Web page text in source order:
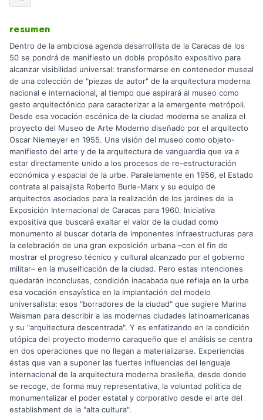
resumen
Dentro de la ambiciosa agenda desarrollista de la Caracas de los
50 se pondrá de manifiesto un doble propósito expositivo para
alcanzar visibilidad universal: transformarse en contenedor museal
de una colección de "piezas de autor" de la arquitectura moderna
nacional e internacional, al tiempo que aspirará al museo como
gesto arquitectónico para caracterizar a la emergente metrópoli.
Desde esa vocación escénica de la ciudad moderna se analiza el
proyecto del Museo de Arte Moderno diseñado por el arquitecto
Oscar Niemeyer en 1955. Una visión del museo como objeto-
manifiesto del arte y de la arquitectura de vanguardia que va a
estar directamente unido a los procesos de re-estructuración
económica y espacial de la urbe. Paralelamente en 1956, el Estado
contrata al paisajista Roberto Burle-Marx y su equipo de
arquitectos asociados para la realización de los jardines de la
Exposición Internacional de Caracas para 1960. Iniciativa
expositiva que buscará exaltar el valor de la ciudad como
monumento al buscar dotarla de imponentes infraestructuras para
la celebración de una gran exposición urbana –con el fin de
mostrar el progreso técnico y cultural alcanzado por el gobierno
militar– en la museificación de la ciudad. Pero estas intenciones
quedarán inconclusas, condición inacabada que refleja en la urbe
esa vocación ensayística en la implantación del modelo
universalista: esos "borradores de la ciudad" que sugiere Marina
Waisman para describir a las modernas ciudades latinoamericanas
y su "arquitectura descentrada". Y es enfatizando en la condición
utópica del proyecto moderno caraqueño que el análisis se centra
en dos operaciones que no llegan a materializarse. Experiencias
éstas que van a suponer las fuertes influencias del lenguaje
internacional de la arquitectura moderna brasileña, desde donde
se recoge, de forma muy representativa, la voluntad política de
monumentalizar el poder estatal y corporativo desde el arte del
establishment de la "alta cultura".